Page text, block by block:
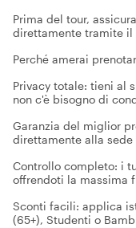
Prima del tour,
direttamente tramite il
Perché amerai
Privacy totale: tieni al
non c'è bisogno di
Garanzia del miglior
direttamente alla sede
Controllo completo: i
offrendoti la massima
Sconti facili: applica
(65+), Studenti o